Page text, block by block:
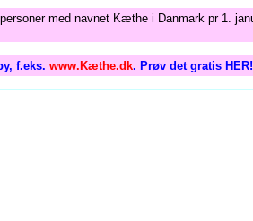
med navnet Kæthe i Danmark pr 1.
f.eks. www.Kæthe.dk. Prøv det gratis HER!